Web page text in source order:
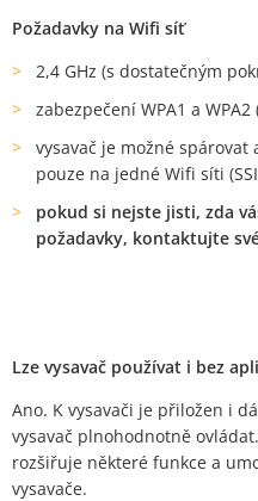
Požadavky na Wifi síť
2,4 GHz (s dostatečným
zabezpečení WPA1 a
vysavač je možné
pouze na jedné Wifi síti
pokud si nejste jisti, zda
požadavky, kontaktujte
Lze vysavač používat i bez
Ano. K vysavači je přiložen i
vysavač plnohodnotně
rozšiřuje některé funkce a
vysavače.